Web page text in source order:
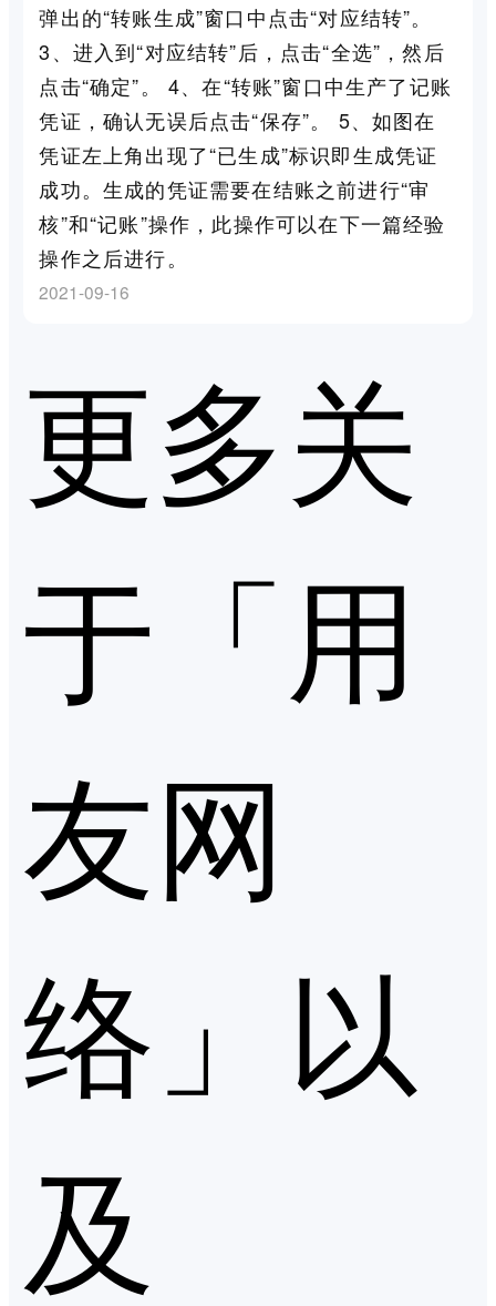
弹出的“转账生成”窗口中点击“对应结转”。
3、进入到“对应结转”后，点击“全选”，然后
点击“确定”。 4、在“转账”窗口中生产了记账
凭证，确认无误后点击“保存”。 5、如图在
凭证左上角出现了“已生成”标识即生成凭证
成功。生成的凭证需要在结账之前进行“审
核”和“记账”操作，此操作可以在下一篇经验
操作之后进行。
2021-09-16
更多关
于「用
友网
络」以
及